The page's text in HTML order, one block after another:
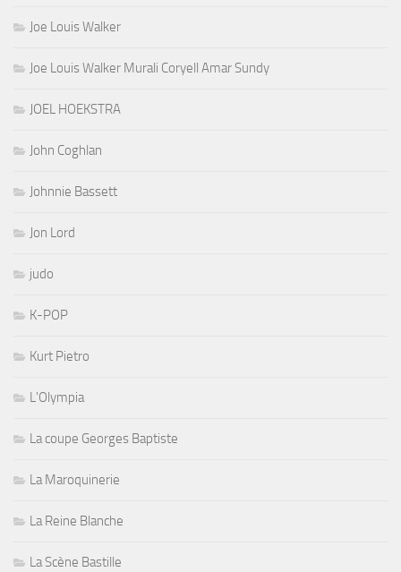
Joe Louis Walker
Joe Louis Walker Murali Coryell Amar Sundy
JOEL HOEKSTRA
John Coghlan
Johnnie Bassett
Jon Lord
judo
K-POP
Kurt Pietro
L'Olympia
La coupe Georges Baptiste
La Maroquinerie
La Reine Blanche
La Scène Bastille